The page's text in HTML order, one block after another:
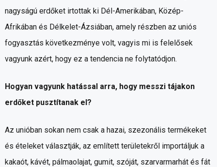
nagyságú erdőket irtottak ki Dél-Amerikában, Közép-
Afrikában és Délkelet-Ázsiában, amely részben az uniós
fogyasztás következménye volt, vagyis mi is felelősek
vagyunk azért, hogy ez a tendencia ne folytatódjon.
Hogyan vagyunk hatással arra, hogy messzi tájakon
erdőket pusztítanak el?
Az unióban sokan nem csak a hazai, szezonális termékeket
és ételeket választják, az említett területekről importáljuk a
kakaót, kávét, pálmaolajat, gumit, szóját, szarvarmarhát és fát